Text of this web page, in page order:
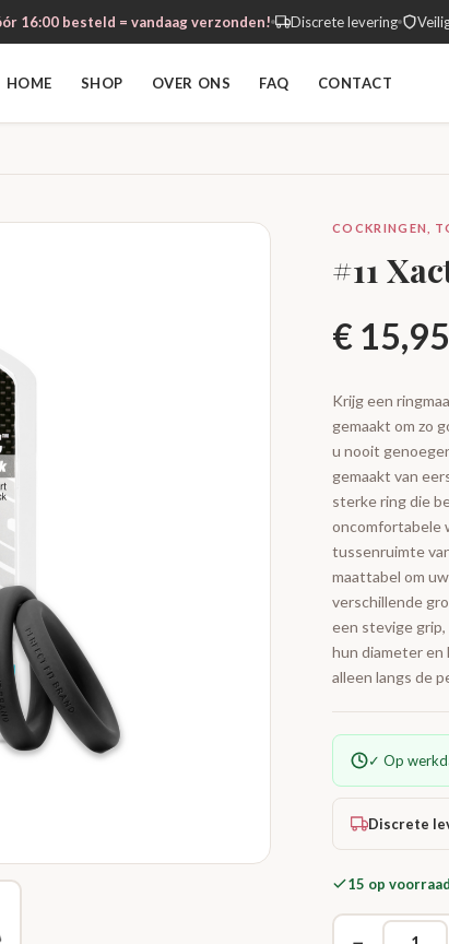
16:00 besteld = vandaag verzonden! Discrete levering
HOME SHOP OVER ONS FAQ CONTACT
COCKRINGEN,
#11
€ 15,95
Krijg een
gemaakt om zo
u nooit
gemaakt van
sterke ring die
oncomfortabele
tussenruimte
maattabel om
verschillende
een stevige
hun diameter en
alleen langs de
✓ Op
Discrete
15 op voorraad